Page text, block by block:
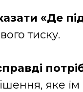
«Де
тиску.
яке їм